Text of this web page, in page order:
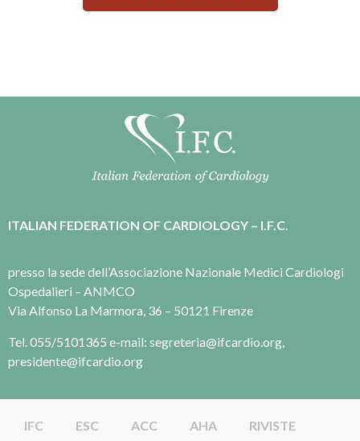
ITALIAN FEDERATION OF CARDIOLOGY – I.F.C.
presso la sede dell’Associazione Nazionale Medici Cardiologi
Ospedalieri – ANMCO
Via Alfonso La Marmora, 36 – 50121 Firenze
Tel. 055/5101365 e-mail: segreteria@ifcardio.org,
presidente@ifcardio.org
IFC ESC ACC AHA RIVISTE